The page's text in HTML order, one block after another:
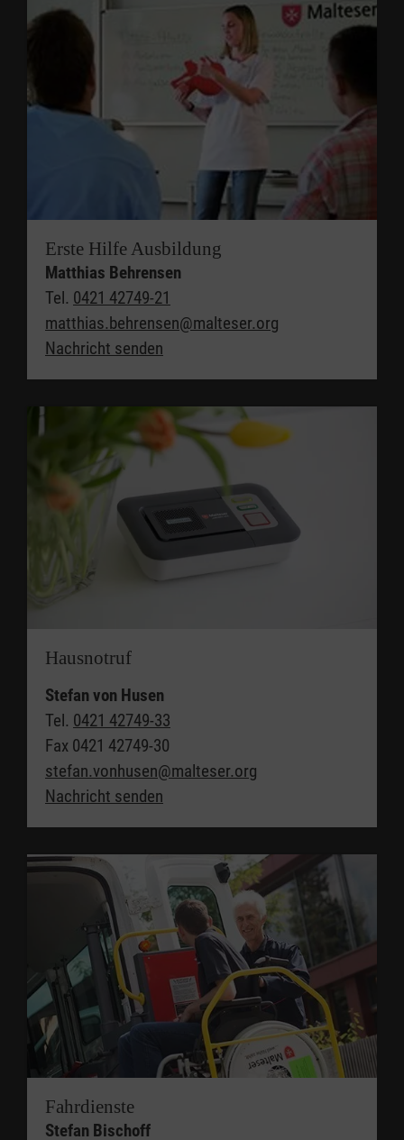
Erste Hilfe Ausbildung
Matthias Behrensen
Tel. 0421 42749-21
matthias.behrensen@malteser.org
Nachricht senden
Hausnotruf
Stefan von Husen
Tel. 0421 42749-33
Fax 0421 42749-30
stefan.vonhusen@malteser.org
Nachricht senden
Fahrdienste
Stefan Bischoff